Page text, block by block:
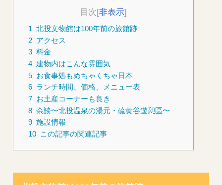
目次[非表示]
1 北投文物館は100年前の旅館跡
2 アクセス
3 料金
4 建物内はこんな雰囲気
5 お食事処もめちゃくちゃ日本
6 ランチ時間、価格、メニュー表
7 お土産コーナーも良き
8 余談〜北投温泉の湯元・硫黄谷遊憩區〜
9 施設情報
10
この記事の関連記事